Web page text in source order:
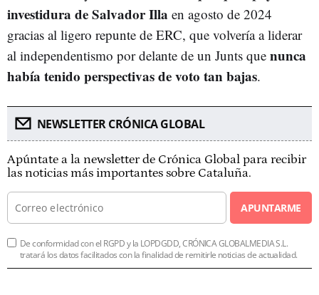
investidura de Salvador Illa en agosto de 2024
gracias al ligero repunte de ERC, que volvería a liderar
al independentismo por delante de un Junts que nunca
había tenido perspectivas de voto tan bajas.
NEWSLETTER CRÓNICA GLOBAL
Apúntate a la newsletter de Crónica Global para recibir
las noticias más importantes sobre Cataluña.
APUNTARME
De conformidad con el RGPD y la LOPDGDD, CRÓNICA GLOBALMEDIA S.L.
tratará los datos facilitados con la finalidad de remitirle noticias de actualidad.